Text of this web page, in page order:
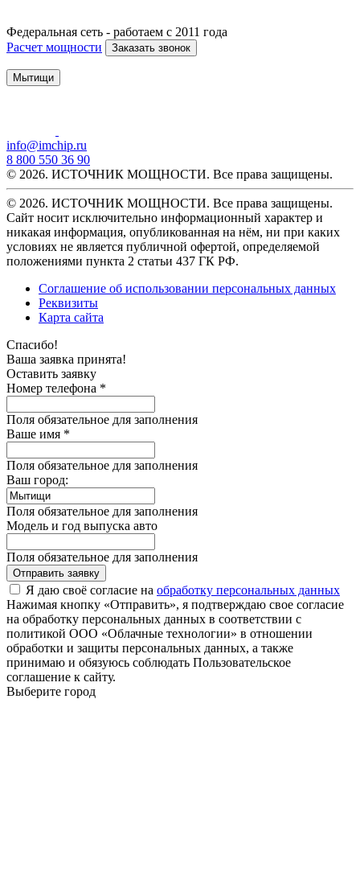
Федеральная сеть - работаем с 2011 года
Расчет мощности
Заказать звонок
Мытищи
info@imchip.ru
8 800 550 36 90
© 2026. ИСТОЧНИК МОЩНОСТИ. Все права защищены.
© 2026. ИСТОЧНИК МОЩНОСТИ. Все права защищены.
Сайт носит исключительно информационный характер и
никакая информация, опубликованная на нём, ни при каких
условиях не является публичной офертой, определяемой
положениями пункта 2 статьи 437 ГК РФ.
Соглашение об использовании персональных данных
Реквизиты
Карта сайта
Спасибо!
Ваша заявка принята!
Оставить заявку
Номер телефона *
Поля обязательное для заполнения
Ваше имя *
Поля обязательное для заполнения
Ваш город:
Поля обязательное для заполнения
Модель и год выпуска авто
Поля обязательное для заполнения
Отправить заявку
Я даю своё согласие на обработку персональных данных
Нажимая кнопку «Отправить», я подтверждаю свое согласие
на обработку персональных данных в соответствии с
политикой ООО «Облачные технологии» в отношении
обработки и защиты персональных данных, а также
принимаю и обязуюсь соблюдать Пользовательское
соглашение к сайту.
Выберите город